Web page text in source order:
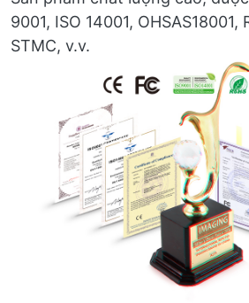
9001, ISO 14001, OHSAS18001,
STMC, v.v.